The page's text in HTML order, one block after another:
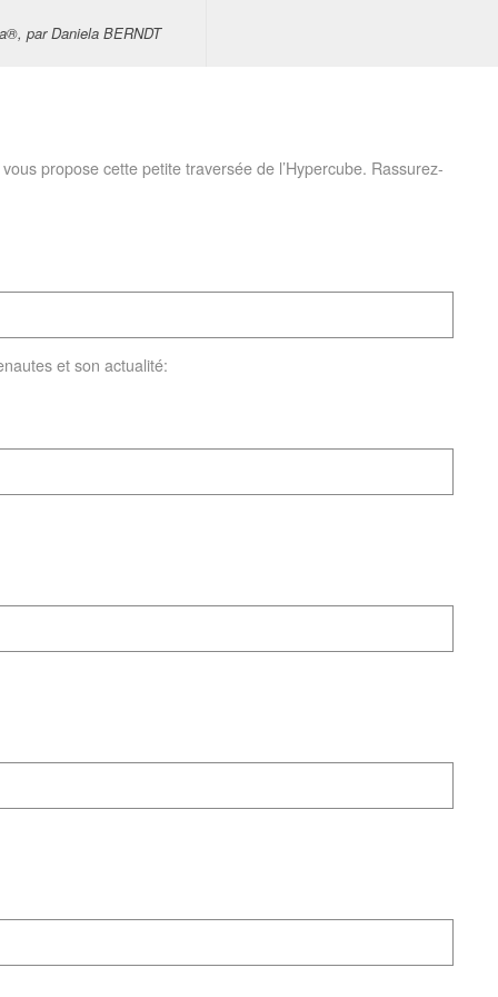
par Daniela BERNDT
propose cette petite traversée de l’Hypercube. Rassurez-
et son actualité: